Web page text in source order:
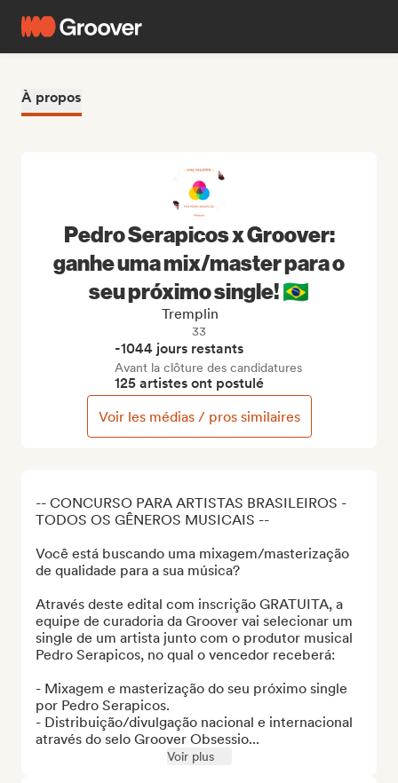
À propos
-- CONCURSO PARA ARTISTAS BRASILEIROS -
TODOS OS GÊNEROS MUSICAIS --
Você está buscando uma mixagem/masterização
de qualidade para a sua música?
Através deste edital com inscrição GRATUITA, a
equipe de curadoria da Groover vai selecionar um
single de um artista junto com o produtor musical
Pedro Serapicos, no qual o vencedor receberá:
- Mixagem e masterização do seu próximo single
por Pedro Serapicos.
- Distribuição/divulgação nacional e internacional
através do selo Groover Obsessio...
Voir plus
Pedro Serapicos x Groover:
ganhe uma mix/master para o
seu próximo single! 🇧🇷
Tremplin
33
-1044 jours restants
Avant la clôture des candidatures
125 artistes ont postulé
Voir les médias / pros similaires